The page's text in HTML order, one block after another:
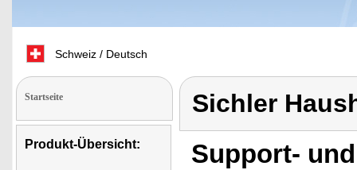
Schweiz / Deutsch
Startseite
Produkt-Übersicht:
Sichler
Support-